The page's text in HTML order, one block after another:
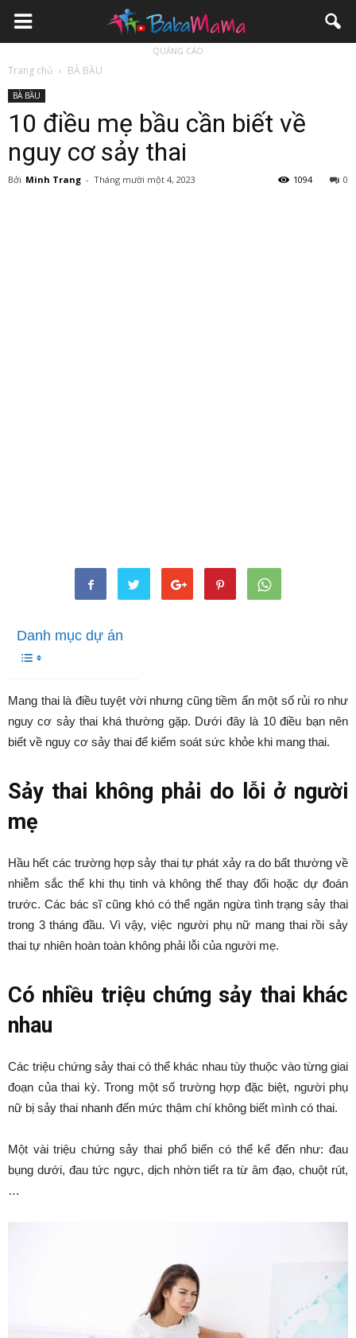
QUẢNG CÁO
Trang chủ BÀ BẦU
BÀ BẦU
10 điều mẹ bầu cần biết về
nguy cơ sảy thai
Bởi Minh Trang - Tháng mười một 4, 2023 0
1094
Danh mục dự án
Mang thai là điều tuyệt vời nhưng cũng tiềm ẩn một số rủi ro như
nguy cơ sảy thai khá thường gặp. Dưới đây là 10 điều bạn nên
biết về nguy cơ sảy thai để kiểm soát sức khỏe khi mang thai.
Sảy thai không phải do lỗi ở người
mẹ
Hầu hết các trường hợp sảy thai tự phát xảy ra do bất thường về
nhiễm sắc thể khi thụ tinh và không thể thay đổi hoặc dự đoán
trước. Các bác sĩ cũng khó có thể ngăn ngừa tình trạng sảy thai
trong 3 tháng đầu. Vì vậy, việc người phụ nữ mang thai rồi sảy
thai tự nhiên hoàn toàn không phải lỗi của người mẹ.
Có nhiều triệu chứng sảy thai khác
nhau
Các triệu chứng sảy thai có thể khác nhau tùy thuộc vào từng giai
đoạn của thai kỳ. Trong một số trường hợp đặc biệt, người phụ
nữ bị sảy thai nhanh đến mức thậm chí không biết mình có thai.
Một vài triệu chứng sảy thai phổ biến có thể kể đến như: đau
bụng dưới, đau tức ngực, dịch nhờn tiết ra từ âm đạo, chuột rút,
…